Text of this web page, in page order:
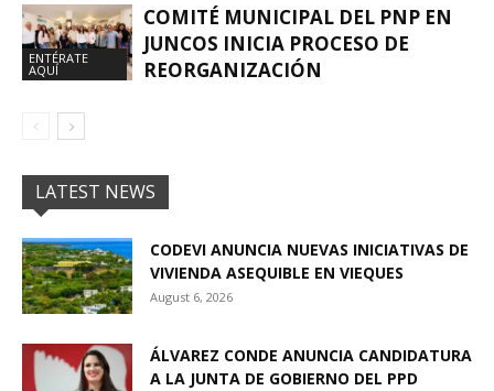
ENTÉRATE
AQUÍ
COMITÉ MUNICIPAL DEL PNP EN
JUNCOS INICIA PROCESO DE
REORGANIZACIÓN
LATEST NEWS
CODEVI ANUNCIA NUEVAS INICIATIVAS DE
VIVIENDA ASEQUIBLE EN VIEQUES
August 6, 2026
ÁLVAREZ CONDE ANUNCIA CANDIDATURA
A LA JUNTA DE GOBIERNO DEL PPD